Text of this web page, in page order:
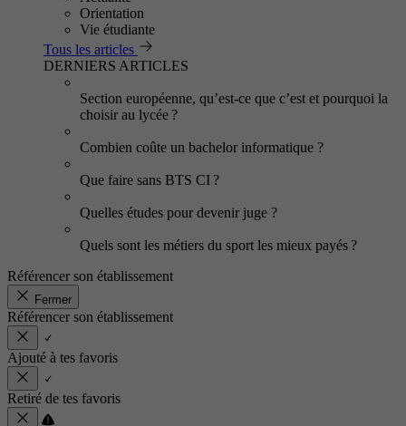
Orientation
Vie étudiante
Tous les articles
DERNIERS ARTICLES
Section européenne, qu’est-ce que c’est et pourquoi la
choisir au lycée ?
Combien coûte un bachelor informatique ?
Que faire sans BTS CI ?
Quelles études pour devenir juge ?
Quels sont les métiers du sport les mieux payés ?
Référencer son établissement
Fermer
Référencer son établissement
Ajouté à tes favoris
Retiré de tes favoris